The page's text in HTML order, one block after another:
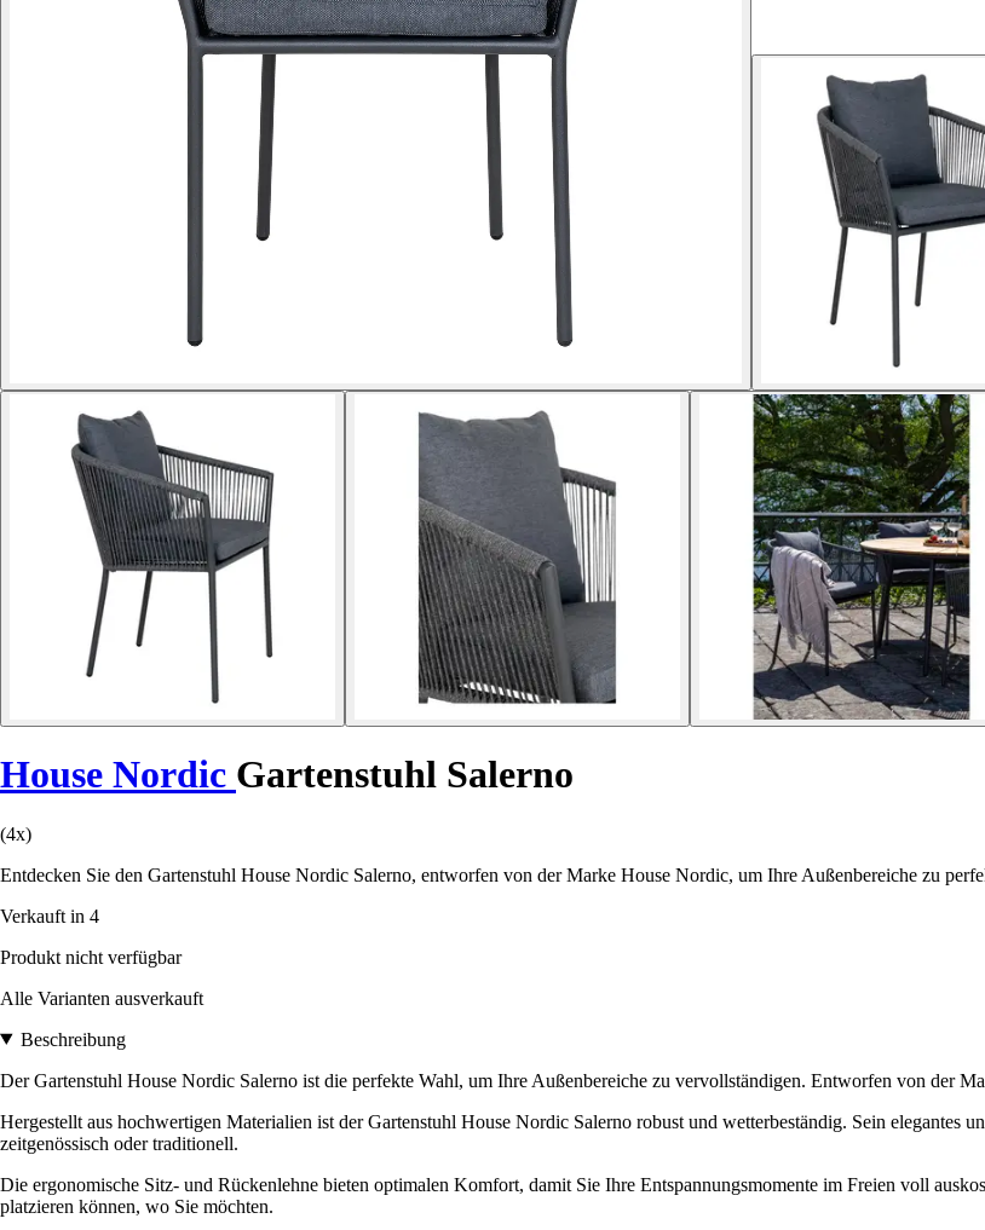
House Nordic Gartenstuhl Salerno
(4x)
Entdecken Sie den Gartenstuhl House Nordic Salerno, entworfen von der Marke House Nordic, um Ihre Außenbereiche zu
Verkauft in 4
Produkt nicht verfügbar
Alle Varianten ausverkauft
Beschreibung
Der Gartenstuhl House Nordic Salerno ist die perfekte Wahl, um Ihre Außenbereiche zu vervollständigen. Entworfen von der
Hergestellt aus hochwertigen Materialien ist der Gartenstuhl House Nordic Salerno robust und wetterbeständig. Sein elegantes
zeitgenössisch oder traditionell.
Die ergonomische Sitz- und Rückenlehne bieten optimalen Komfort, damit Sie Ihre Entspannungsmomente im Freien voll
platzieren können, wo Sie möchten.